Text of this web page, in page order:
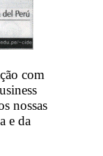
com
nossas
e da